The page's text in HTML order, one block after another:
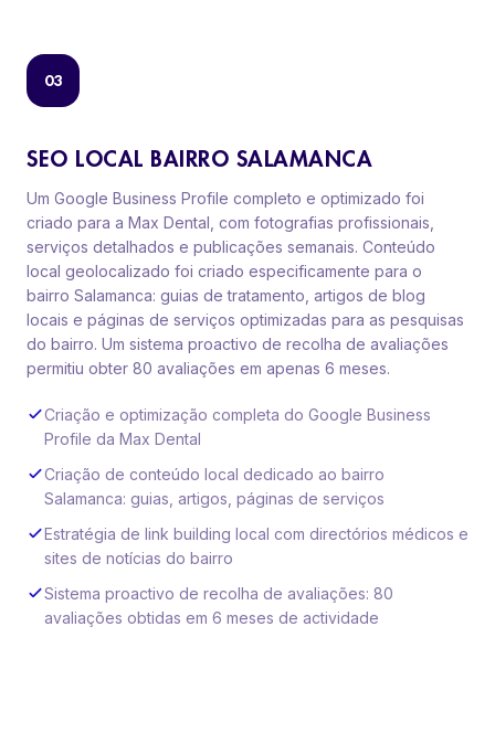
03
SEO LOCAL BAIRRO SALAMANCA
Um Google Business Profile completo e optimizado foi
criado para a Max Dental, com fotografias profissionais,
serviços detalhados e publicações semanais. Conteúdo
local geolocalizado foi criado especificamente para o
bairro Salamanca: guias de tratamento, artigos de blog
locais e páginas de serviços optimizadas para as pesquisas
do bairro. Um sistema proactivo de recolha de avaliações
permitiu obter 80 avaliações em apenas 6 meses.
Criação e optimização completa do Google Business
Profile da Max Dental
Criação de conteúdo local dedicado ao bairro
Salamanca: guias, artigos, páginas de serviços
Estratégia de link building local com directórios médicos e
sites de notícias do bairro
Sistema proactivo de recolha de avaliações: 80
avaliações obtidas em 6 meses de actividade